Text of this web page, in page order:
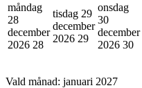
måndag
28
december
2026 28
tisdag 29
december
2026 29
onsdag
30
december
2026 30
Vald månad: januari 2027